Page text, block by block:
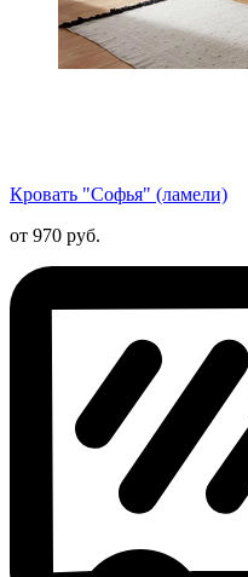
Кровать "Софья" (ламели)
от 970 руб.